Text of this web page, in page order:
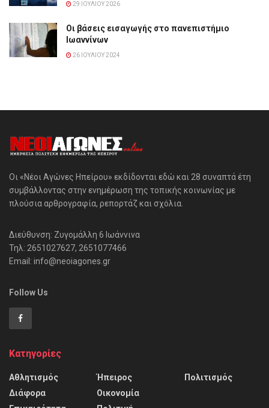
29 ΙΟΥΛΊΟΥ 2026
Οι βάσεις εισαγωγής στο πανεπιστήμιο
Ιωαννίνων
26 ΙΟΥΛΊΟΥ 2024
Οι «Νέοι Αγώνες Ηπείρου» εκδίδονται εδώ και 28 συναπτά έτη
συμβάλλοντας στην ενημέρωση της τοπικής κοινωνίας με
πλούσια αρθρογραφία, ρεπορτάζ και σχόλια.
Διεύθυνση: Ζυγομάλλη 6 Ιωάννινα
Τηλ: 2651027627, 2651077466
Email: info@neoiagones.gr
Follow Us
Κατηγορίες
Αθλητισμός
Διάφορα
Ήπειρος
Οικονομία
Πολιτισμός